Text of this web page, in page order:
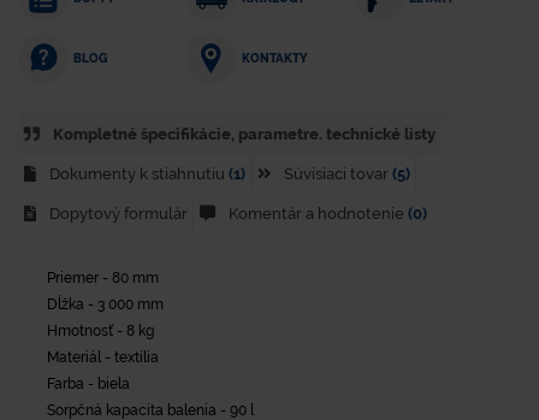
BLOG KONTAKTY
Kompletné špecifikácie, parametre. technické listy
Dokumenty k stiahnutiu (1) Súvisiaci tovar (5)
Dopytový formulár Komentár a hodnotenie (0)
Priemer - 80 mm
Dĺžka - 3 000 mm
Hmotnosť - 8 kg
Materiál - textília
Farba - biela
Sorpčná kapacita balenia - 90 l